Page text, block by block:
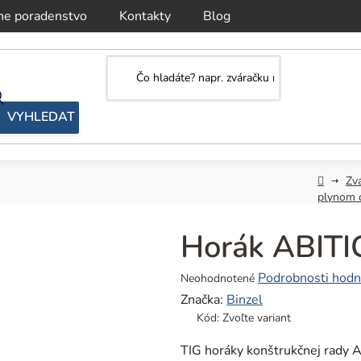
poradenstvo Kontakty Blog
Domov
plynom
Horák
Priemerné
hodnotenie
produktu
0,0
Neohodnotené Podrobnosti
Značka: Binzel
Kód: Zvoľte variant
TIG horáky konštrukčnej rady